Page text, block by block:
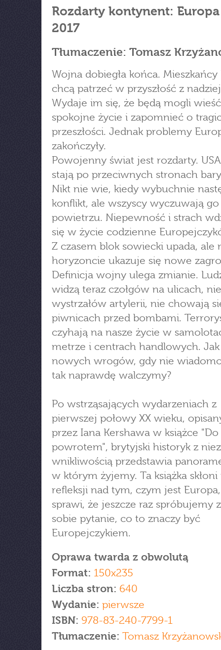
Rozdarty kontynent:
2017
Tłumaczenie: Tomasz
Wojna dobiegła końca.
chcą patrzeć w przyszłość z
Wydaje im się, że będą mogli wieść
spokojne życie i zapomnieć o
przeszłości. Jednak problemy
zakończyły.
Powojenny świat jest rozdarty. USA
stają po przeciwnych stronach
Nikt nie wie, kiedy wybuchnie
konflikt, ale wszyscy wyczuwają
powietrzu. Niepewność i strach
się w życie codzienne
Z czasem blok sowiecki upada, ale
horyzoncie ukazuje się nowe
Definicja wojny ulega zmianie.
widzą teraz czołgów na ulicach, nie
wystrzałów artylerii, nie chowają
piwnicach przed bombami.
czyhają na nasze życie w
metrze i centrach handlowych.
nowych wrogów, gdy nie
tak naprawdę walczymy?
Po wstrząsających wydarzeniach z
pierwszej połowy XX wieku,
przez Iana Kershawa w książce "Do
powrotem", brytyjski historyk z
wnikliwością przedstawia
w którym żyjemy. Ta książka skłoni
refleksji nad tym, czym jest
sprawi, że jeszcze raz spróbujemy
sobie pytanie, co to znaczy być
Europejczykiem.
Oprawa twarda z obwolutą
Format: 150x235
Liczba stron: 640
Wydanie: pierwsze
ISBN: 978-83-240-7799-1
Tłumaczenie: Tomasz